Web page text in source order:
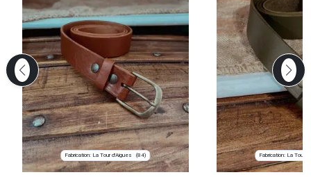
Fabrication: La Tour d'Aigues (84) Fabrication: La Tour